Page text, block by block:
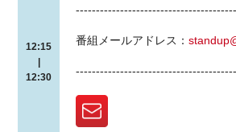
12:15
12:30
----------------------------------------
番組メールアドレス：
----------------------------------------